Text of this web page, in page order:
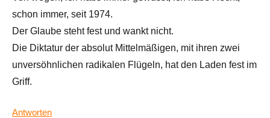
schon immer, seit 1974.
Der Glaube steht fest und wankt nicht.
Die Diktatur der absolut Mittelmäßigen, mit ihren zwei
unversöhnlichen radikalen Flügeln, hat den Laden fest im
Griff.
Antworten